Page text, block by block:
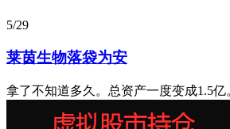
5/29
莱茵生物落袋为安
拿了不知道多久。总资产一度变成1.5